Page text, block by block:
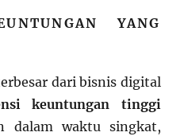
YANG
dari bisnis digital
keuntungan tinggi
dalam waktu singkat,